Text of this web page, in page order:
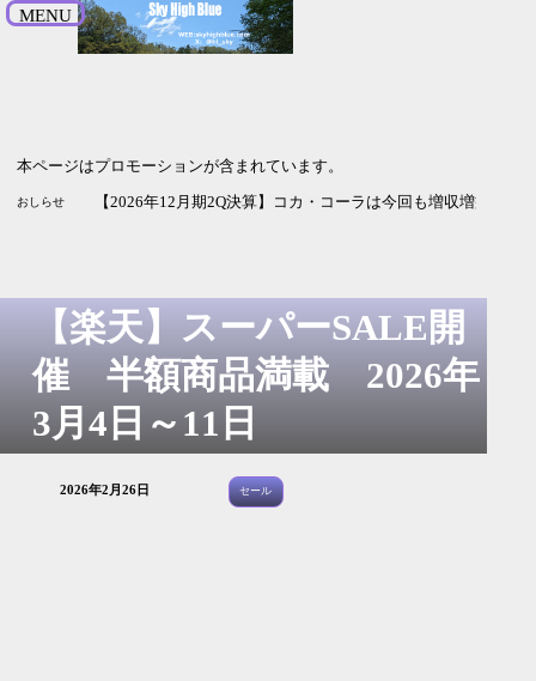
MENU
本ページはプロモーションが含まれています。
おしらせ 【2027年
【楽天】スーパーSALE開
催 半額商品満載 2026年
3月4日～11日
2026年2月26日 セール